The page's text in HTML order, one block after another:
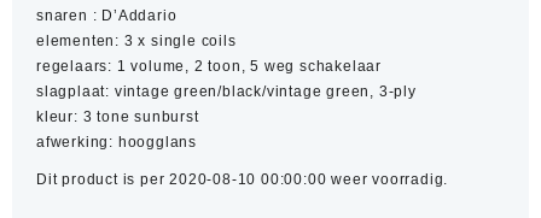
snaren : D’Addario
elementen: 3 x single coils
regelaars: 1 volume, 2 toon, 5 weg schakelaar
slagplaat: vintage green/black/vintage green, 3-ply
kleur: 3 tone sunburst
afwerking: hoogglans
Dit product is per 2020-08-10 00:00:00 weer voorradig.